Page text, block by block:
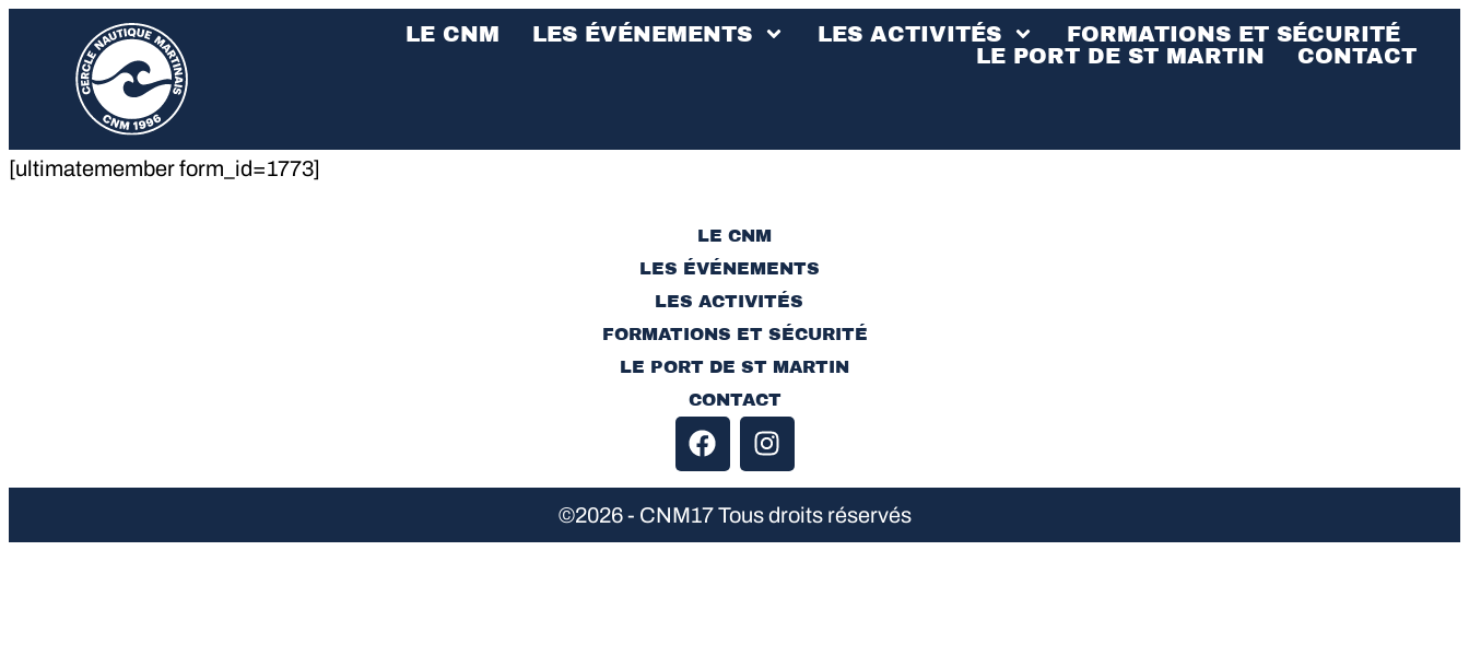
LE CNM LES ÉVÉNEMENTS LES ACTIVITÉS
FORMATIONS ET SÉCURITÉ
LE PORT DE ST MARTIN
CONTACT
[ultimatemember form_id=1773]
LE CNM
LES ÉVÉNEMENTS
LES ACTIVITÉS
FORMATIONS ET SÉCURITÉ
LE PORT DE ST MARTIN
CONTACT
©2026 - CNM17 Tous droits réservés